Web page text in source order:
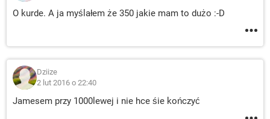
O kurde. A ja myślałem że 350 jakie mam to dużo :-D
Dziize
2 lut 2016 o 22:40
Jamesem przy 1000lewej i nie hce śie kończyć